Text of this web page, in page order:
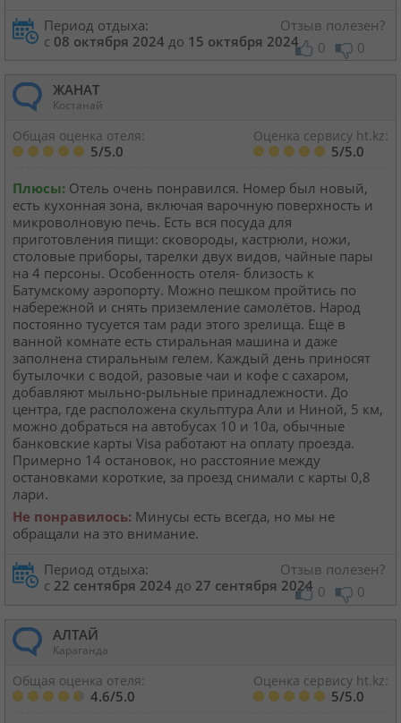
Период отдыха:
с 08 октября 2024 до 15 октября 2024
Отзыв полезен?
0
0
ЖАНАТ
Костанай
Общая оценка отеля:
5/5.0
Оценка сервису ht.kz:
5/5.0
Плюсы: Отель очень понравился. Номер был новый,
есть кухонная зона, включая варочную поверхность и
микроволновую печь. Есть вся посуда для
приготовления пищи: сковороды, кастрюли, ножи,
столовые приборы, тарелки двух видов, чайные пары
на 4 персоны. Особенность отеля- близость к
Батумскому аэропорту. Можно пешком пройтись по
набережной и снять приземление самолётов. Народ
постоянно тусуется там ради этого зрелища. Ещё в
ванной комнате есть стиральная машина и даже
заполнена стиральным гелем. Каждый день приносят
бутылочки с водой, разовые чаи и кофе с сахаром,
добавляют мыльно-рыльные принадлежности. До
центра, где расположена скульптура Али и Ниной, 5 км,
можно добраться на автобусах 10 и 10а, обычные
банковские карты Visa работают на оплату проезда.
Примерно 14 остановок, но расстояние между
остановками короткие, за проезд снимали с карты 0,8
лари.
Не понравилось: Минусы есть всегда, но мы не
обращали на это внимание.
Период отдыха:
с 22 сентября 2024 до 27 сентября 2024
Отзыв полезен?
0
0
АЛТАЙ
Караганда
Общая оценка отеля:
4.6/5.0
Оценка сервису ht.kz:
5/5.0